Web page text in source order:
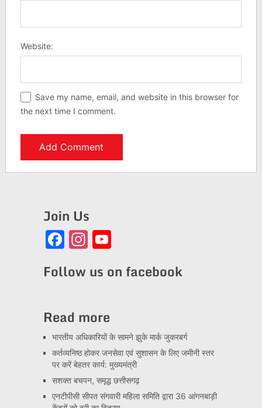
Website:
Save my name, email, and website in this browser for
the next time I comment.
Join Us
Facebook
Instagram
YouTube
Follow us on facebook
Read more
भारतीय अधिकारियों के सामने झुके मार्क जुकरबर्ग
कर्तव्यनिष्ठ होकर जनसेवा एवं सुशासन के लिए जमीनी स्तर
पर करें बेहतर कार्य: मुख्यमंत्री
सशक्त बचपन, समृद्ध छत्तीसगढ़
एनटीपीसी सीपत संगवारी महिला समिति द्वारा 36 आंगनबाड़ी